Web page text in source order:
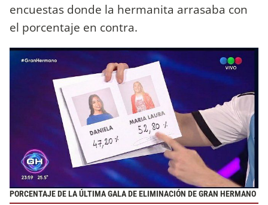
encuestas donde la hermanita arrasaba con
el porcentaje en contra.
PORCENTAJE DE LA ÚLTIMA GALA DE ELIMINACIÓN DE GRAN HERMANO